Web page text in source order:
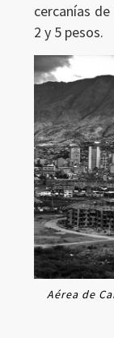
cercanías
2 y 5 pesos.
Aérea de